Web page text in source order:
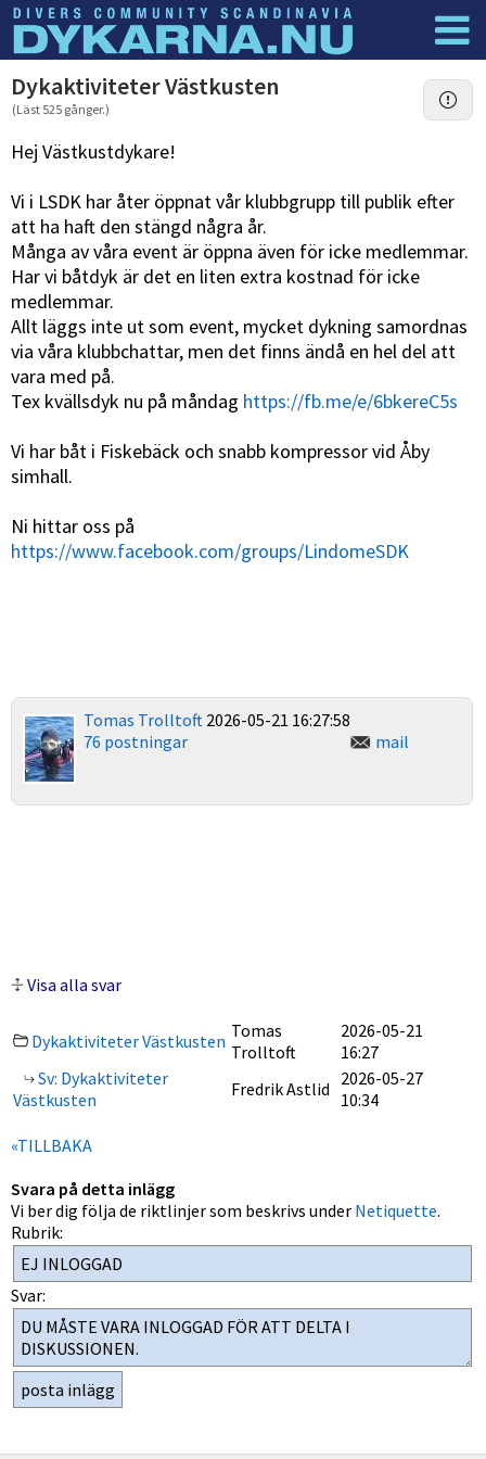
Dyknyheter Logga in
Dykaktiviteter Västkusten
(Läst 525 gånger.)
Hej Västkustdykare!
Vi i LSDK har åter öppnat vår klubbgrupp till publik efter
att ha haft den stängd några år.
Många av våra event är öppna även för icke medlemmar.
Har vi båtdyk är det en liten extra kostnad för icke
medlemmar.
Allt läggs inte ut som event, mycket dykning samordnas
via våra klubbchattar, men det finns ändå en hel del att
vara med på.
Tex kvällsdyk nu på måndag https://fb.me/e/6bkereC5s
Vi har båt i Fiskebäck och snabb kompressor vid Åby
simhall.
Ni hittar oss på
https://www.facebook.com/groups/LindomeSDK
Tomas Trolltoft 2026-05-21 16:27:58
76 postningar
mail
Visa alla svar
Dykaktiviteter Västkusten Tomas
Trolltoft
2026-05-21
16:27
Sv: Dykaktiviteter
Västkusten
Fredrik Astlid 2026-05-27
10:34
«TILLBAKA
Svara på detta inlägg
Vi ber dig följa de riktlinjer som beskrivs under Netiquette.
Rubrik:
Svar: